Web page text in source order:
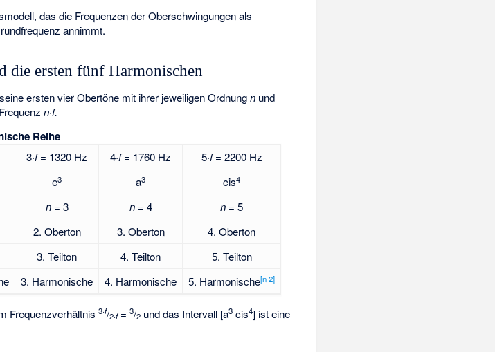
das die Frequenzen der Oberschwingungen als
annimmt.
die ersten fünf Harmonischen
ersten vier Obertöne mit ihrer jeweiligen Ordnungn und
n·f.
Reihe
3·f= 1320 Hz 4·f= 1760 Hz 5·f= 2200 Hz
e3 a3 cis4
n= 3 n= 4 n = 5
2. Oberton 3. Oberton
4. Oberton
3. Teilton 4. Teilton
5. Teilton
3. Harmonische 4. Harmonische 5. Harmonische[n 2]
Frequenzverhältnis3·f/2·f=3/2 und das Intervall [a3 cis4] ist eine